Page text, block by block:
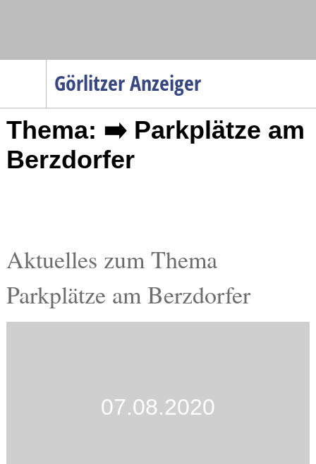
Görlitzer Anzeiger
Menüpunkte
Startseite
Gesellschaft
Gesundheit
Kultur
Thema: ➡️ Parkplätze am
Berzdorfer
Aktuelles zum Thema
Parkplätze am Berzdorfer
07.08.2020